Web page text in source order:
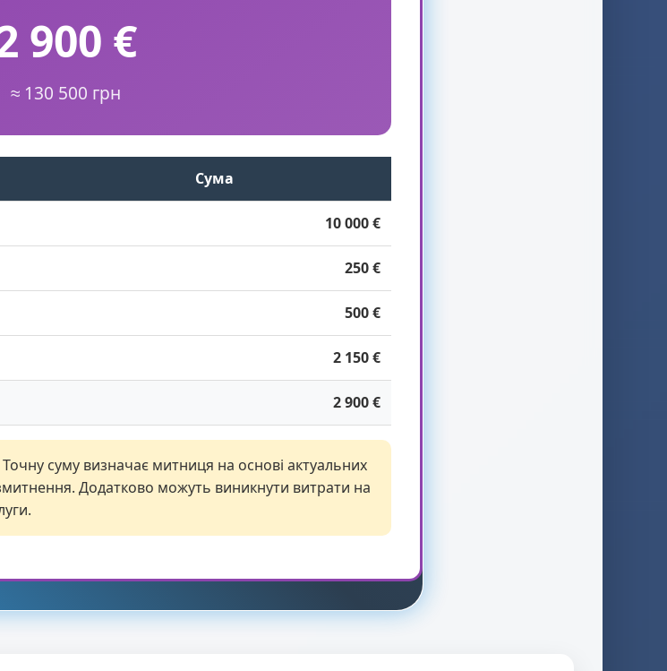
900 €
≈ 130 500 грн
Сума
10 000 €
250 €
500 €
2 150 €
2 900 €
суму визначає митниця на основі актуальних
Додатково можуть виникнути витрати на